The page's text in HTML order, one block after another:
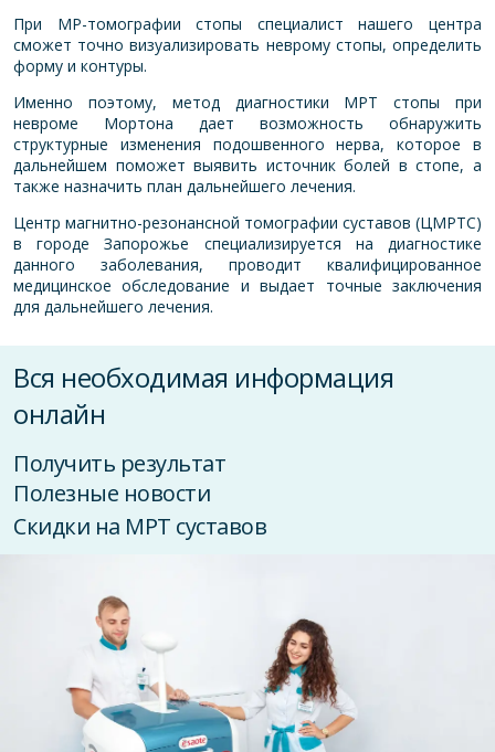
При МР-томографии стопы специалист нашего центра
сможет точно визуализировать неврому стопы, определить
форму и контуры.
Именно поэтому, метод диагностики МРТ стопы при
невроме Мортона дает возможность обнаружить
структурные изменения подошвенного нерва, которое в
дальнейшем поможет выявить источник болей в стопе, а
также назначить план дальнейшего лечения.
Центр магнитно-резонансной томографии суставов (ЦМРТС)
в городе Запорожье специализируется на диагностике
данного заболевания, проводит квалифицированное
медицинское обследование и выдает точные заключения
для дальнейшего лечения.
Вся необходимая информация
онлайн
Получить результат
Полезные новости
Скидки на МРТ суставов